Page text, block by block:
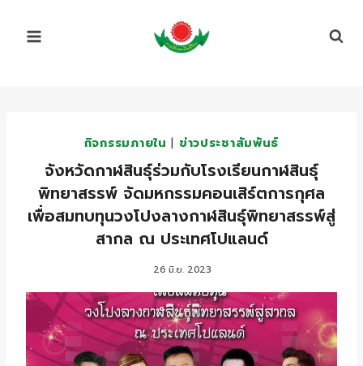
กิจกรรมภายใน | ข่าวประชาสัมพันธ์
จังหวัดกาฬสินธุ์ร่วมกับโรงเรียนกาฬสินธุ์
พิทยาสรรพ์ จัดมหกรรมคอนเสิร์ตการกุศล
เพื่อสมทบทุนวงโปงลางกาฬสินธุ์พิทยาสรรพ์สู่
สากล ณ ประเทศโปแลนด์
26 มิ.ย. 2023